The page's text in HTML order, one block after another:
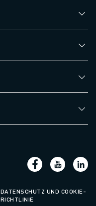
DATENSCHUTZ UND COOKIE-
RICHTLINIE